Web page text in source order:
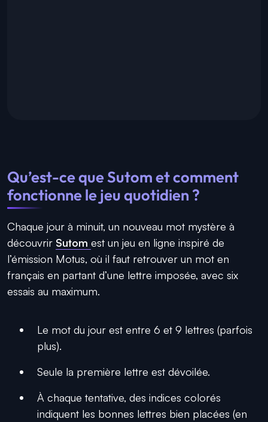
Qu’est-ce que Sutom et comment
fonctionne le jeu quotidien ?
Chaque jour à minuit, un nouveau mot mystère à
découvrir Sutom est un jeu en ligne inspiré de
l’émission Motus, où il faut retrouver un mot en
français en partant d’une lettre imposée, avec six
essais au maximum.
Le mot du jour est entre 6 et 9 lettres (parfois
plus).
Seule la première lettre est dévoilée.
À chaque tentative, des indices colorés
indiquent les bonnes lettres bien placées (en